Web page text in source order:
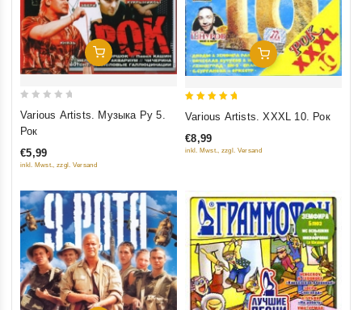
Добавить В Корзину
5
Various Artists. Музыка Ру 5.
Рок
€5,99
inkl. Mwst., zzgl. Versand
Добавить В Корзину
Various Artists. XXXL 10. Рок
€8,99
inkl. Mwst., zzgl. Versand